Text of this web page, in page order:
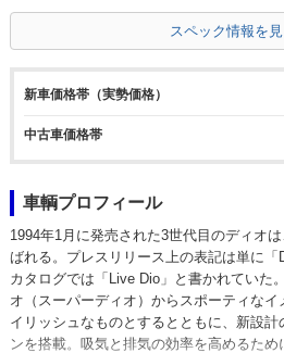
スペック情報を
新車価格帯（実勢価格）
中古車価格帯
車輌プロフィール
1994年1月に発売された3世代目のディオ
ばれる。プレスリリース上の表記は単に
カタログでは「Live Dio」と書かれていた
オ（スーパーディオ）からスポーティな
イリッシュなものとするとともに、新設
ンを搭載。吸気と排気の効率を高めるた